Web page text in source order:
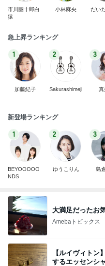
市川團十郎白
猿
小林麻央 だい
急上昇ランキング
1
加藤紀子
2
Sakurashimeji
3
真
新登場ランキング
1
BEYOOOOO
NDS
2
ゆうこりん
3
島
大満足だったお
Amebaトピックス
【ルイヴィトン
するエッセンシ